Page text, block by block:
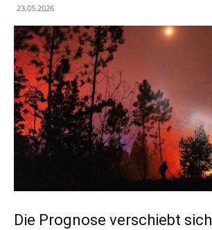
23.05.2026
Die Prognose verschiebt sich